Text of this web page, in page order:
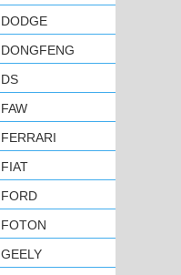
DODGE
DONGFENG
DS
FAW
FERRARI
FIAT
FORD
FOTON
GEELY